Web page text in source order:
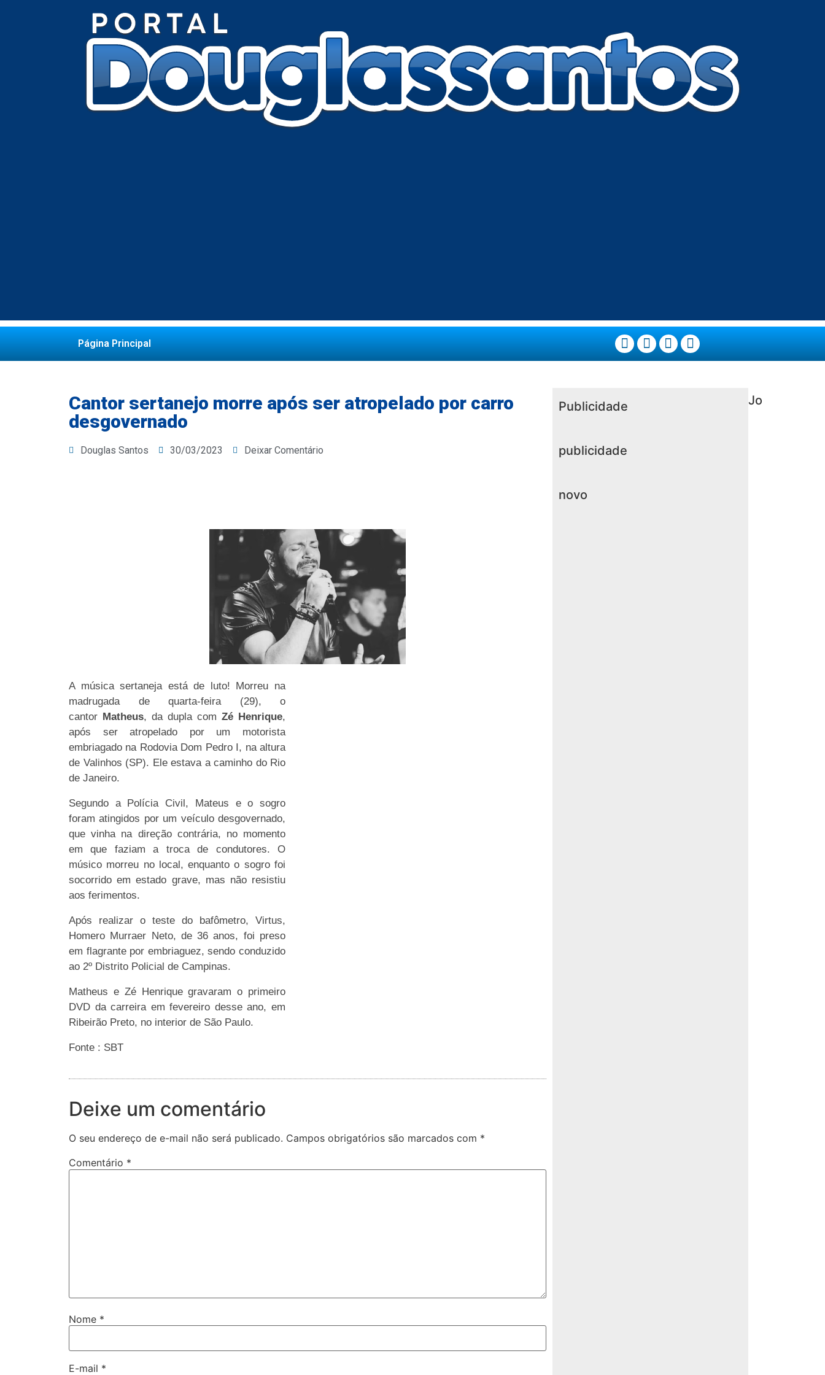
Página Principal
Cantor sertanejo morre após ser atropelado por carro
desgovernado
Douglas Santos 30/03/2023 Deixar Comentário
A música sertaneja está de luto! Morreu na
madrugada de quarta-feira (29), o
cantor Matheus, da dupla com Zé Henrique,
após ser atropelado por um motorista
embriagado na Rodovia Dom Pedro I, na altura
de Valinhos (SP). Ele estava a caminho do Rio
de Janeiro.
Segundo a Polícia Civil, Mateus e o sogro
foram atingidos por um veículo desgovernado,
que vinha na direção contrária, no momento
em que faziam a troca de condutores. O
músico morreu no local, enquanto o sogro foi
socorrido em estado grave, mas não resistiu
aos ferimentos.
Após realizar o teste do bafômetro, Virtus,
Homero Murraer Neto, de 36 anos, foi preso
em flagrante por embriaguez, sendo conduzido
ao 2º Distrito Policial de Campinas.
Matheus e Zé Henrique gravaram o primeiro
DVD da carreira em fevereiro desse ano, em
Ribeirão Preto, no interior de São Paulo.
Fonte : SBT
Deixe um comentário
O seu endereço de e-mail não será publicado. Campos obrigatórios são marcados com *
Comentário *
Nome *
E-mail *
Publicidade
publicidade
novo
Jo